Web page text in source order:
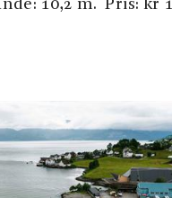
10,2 m. Pris: kr